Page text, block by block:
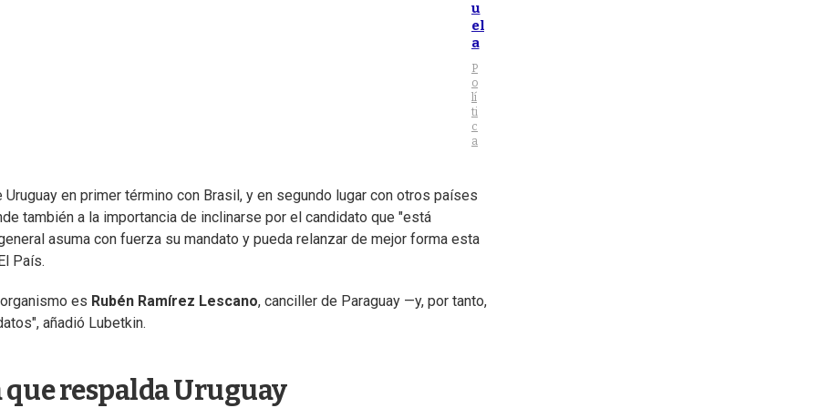
u
el
a
P
o
lí
ti
c
a
en primer término con Brasil, y en segundo lugar con otros países
también a la importancia de inclinarse por el candidato que "está
asuma con fuerza su mandato y pueda relanzar de mejor forma esta
País.
es Rubén Ramírez Lescano, canciller de Paraguay —y, por tanto,
añadió Lubetkin.
que respalda Uruguay